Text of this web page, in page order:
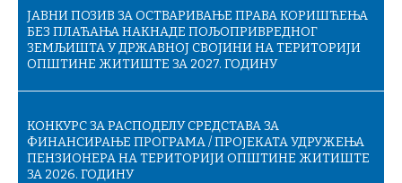
ЈАВНИ ПОЗИВ ЗА ОСТВАРИВАЊЕ ПРАВА КОРИШЋЕЊА
БЕЗ ПЛАЋАЊА НАКНАДЕ ПОЉОПРИВРЕДНОГ
ЗЕМЉИШТА У ДРЖАВНОЈ СВОЈИНИ НА ТЕРИТОРИЈИ
ОПШТИНЕ ЖИТИШТЕ ЗА 2027. ГОДИНУ
КОНКУРС ЗА РАСПОДЕЛУ СРЕДСТАВА ЗА
ФИНАНСИРАЊЕ ПРОГРАМА / ПРОЈЕКАТА УДРУЖЕЊА
ПЕНЗИОНЕРА НА ТЕРИТОРИЈИ ОПШТИНЕ ЖИТИШТЕ
ЗА 2026. ГОДИНУ